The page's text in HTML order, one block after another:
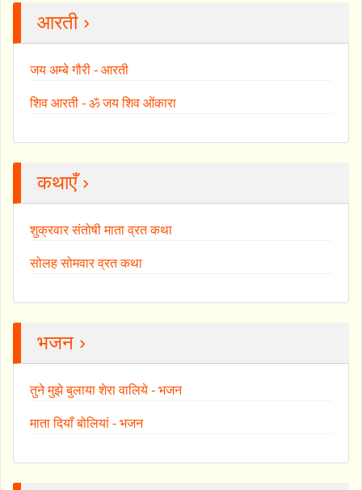
आरती ›
जय अम्बे गौरी - आरती
शिव आरती - ॐ जय शिव ओंकारा
कथाएँ ›
शुक्रवार संतोषी माता व्रत कथा
सोलह सोमवार व्रत कथा
भजन ›
तुने मुझे बुलाया शेरा वालिये - भजन
माता दियाँ बोलियां - भजन